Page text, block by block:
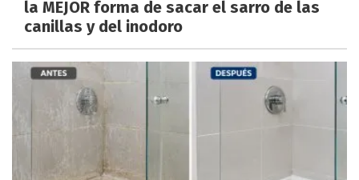
la MEJOR forma de sacar el sarro de las
canillas y del inodoro